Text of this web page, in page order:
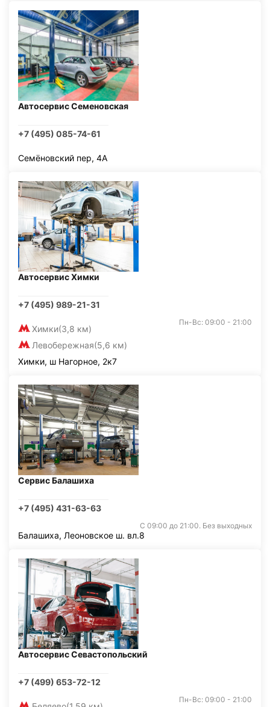
Автосервис Семеновская
+7 (495) 085-74-61
Семёновский пер, 4А
Автосервис Химки
+7 (495) 989-21-31
Химки(3,8 км)
Левобережная(5,6 км)
Пн-Вс: 09:00 - 21:00
Химки, ш Нагорное, 2к7
Сервис Балашиха
+7 (495) 431-63-63
С 09:00 до 21:00. Без выходных
Балашиха, Леоновское ш. вл.8
Автосервис Севастопольский
+7 (499) 653-72-12
Пн-Вс: 09:00 - 21:00